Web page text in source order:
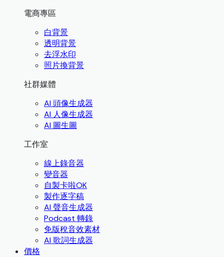
電商專區
白背景
透明背景
去浮水印
照片換背景
社群媒體
AI 頭像生成器
AI 人像生成器
AI 圖生圖
工作室
線上錄音器
變音器
自製卡啦OK
製作逐字稿
AI 聲音生成器
Podcast 轉錄
免版稅音效素材
AI 歌詞生成器
價格